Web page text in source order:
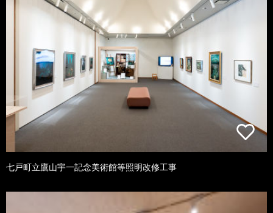
七戸町立鷹山宇一記念美術館等照明改修工事